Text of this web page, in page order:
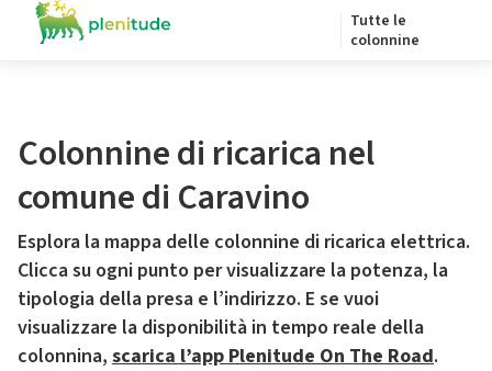
Tutte le
colonnine
Colonnine di ricarica nel
comune di Caravino
Esplora la mappa delle colonnine di ricarica elettrica.
Clicca su ogni punto per visualizzare la potenza, la
tipologia della presa e l’indirizzo. E se vuoi
visualizzare la disponibilità in tempo reale della
colonnina, scarica l’app Plenitude On The Road.